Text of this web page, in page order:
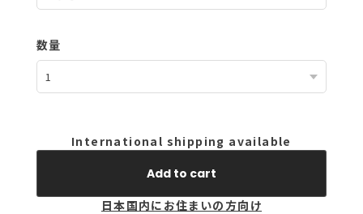
数量
International shipping available
Add to cart
日本国内にお住まいの方向け